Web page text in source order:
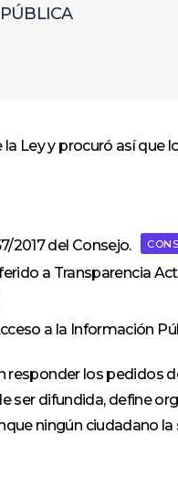
Ley y procuró así que
2017 del Consejo.
a Transparencia
a la Información
los pedidos
ser difundida, define
ningún ciudadano